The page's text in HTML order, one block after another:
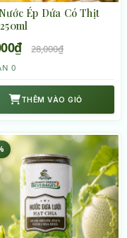
Ép Dứa Có Thịt
28,000₫
0
THÊM VÀO GIỎ